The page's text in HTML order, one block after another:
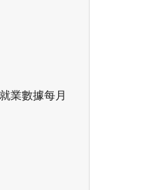
業數據每月